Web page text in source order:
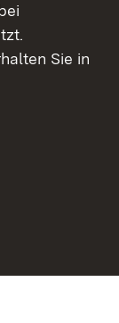
Sie in